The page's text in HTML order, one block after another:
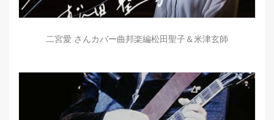
二宮愛 さんカバー曲邦楽編松田聖子＆米津玄師